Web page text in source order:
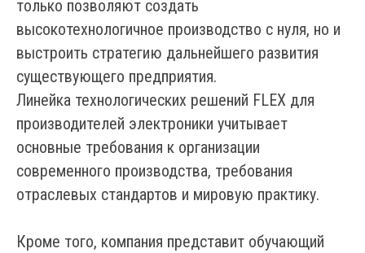
только позволяют создать
высокотехнологичное производство с нуля, но и
выстроить стратегию дальнейшего развития
существующего предприятия.
Линейка технологических решений FLEX для
производителей электроники учитывает
основные требования к организации
современного производства, требования
отраслевых стандартов и мировую практику.
Кроме того, компания представит обучающий